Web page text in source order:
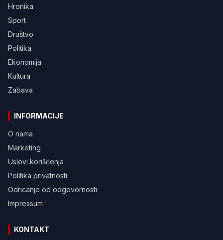
Hronika
Sport
Društvo
Politika
Ekonomija
Kultura
Zabava
INFORMACIJE
O nama
Marketing
Uslovi korišćenja
Politika privatnosti
Odricanje od odgovornosti
Impressum
KONTAKT